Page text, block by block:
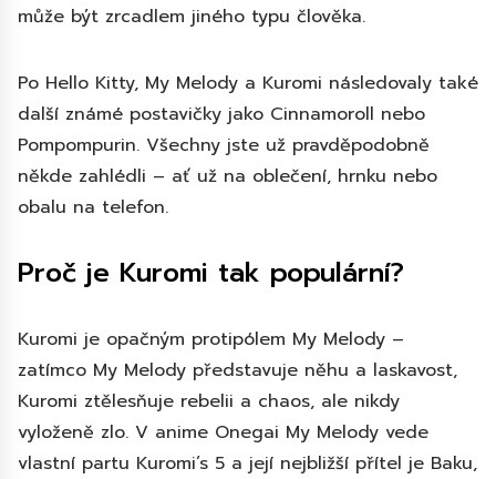
může být zrcadlem jiného typu člověka.
Po Hello Kitty, My Melody a Kuromi následovaly také
další známé postavičky jako Cinnamoroll nebo
Pompompurin. Všechny jste už pravděpodobně
někde zahlédli – ať už na oblečení, hrnku nebo
obalu na telefon.
Proč je Kuromi tak populární?
Kuromi je opačným protipólem My Melody –
zatímco My Melody představuje něhu a laskavost,
Kuromi ztělesňuje rebelii a chaos, ale nikdy
vyloženě zlo. V anime Onegai My Melody vede
vlastní partu Kuromi’s 5 a její nejbližší přítel je Baku,